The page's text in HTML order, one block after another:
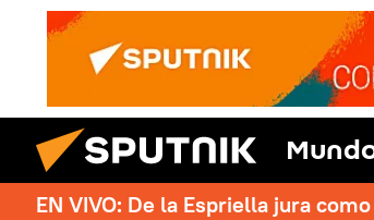
EN VIVO: De la Espriella jura